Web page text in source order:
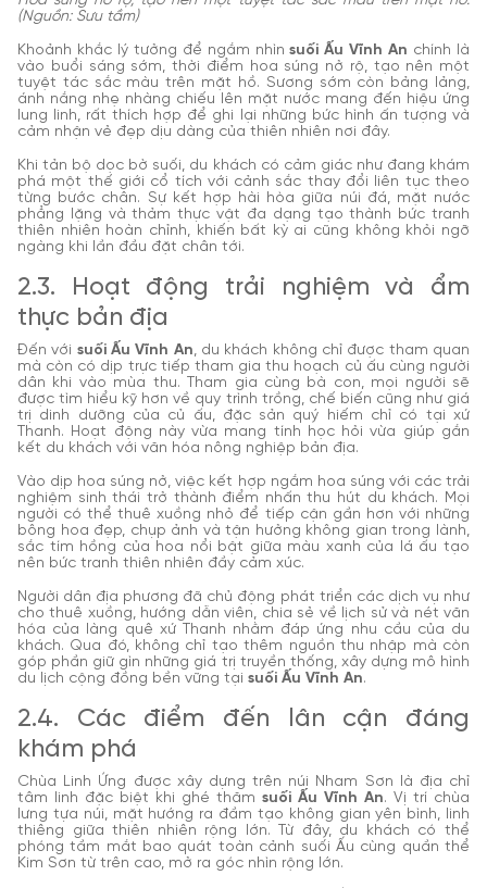
(Nguồn: Sưu tầm)
Khoảnh khắc lý tưởng để ngắm nhìnsuối Ấu Vĩnh An chính là
vào buổi sáng sớm, thời điểm hoa súng nở rộ, tạo nên một
tuyệt tác sắc màu trên mặt hồ. Sương sớm còn bảng lảng,
ánh nắng nhẹ nhàng chiếu lên mặt nước mang đến hiệu ứng
lung linh, rất thích hợp để ghi lại những bức hình ấn tượng và
cảm nhận vẻ đẹp dịu dàng của thiên nhiên nơi đây.
Khi tản bộ dọc bờ suối, du khách có cảm giác như đang khám
phá một thế giới cổ tích với cảnh sắc thay đổi liên tục theo
từng bước chân. Sự kết hợp hài hòa giữa núi đá, mặt nước
phẳng lặng và thảm thực vật đa dạng tạo thành bức tranh
thiên nhiên hoàn chỉnh, khiến bất kỳ ai cũng không khỏi ngỡ
ngàng khi lần đầu đặt chân tới.
2.3. Hoạt động trải nghiệm và ẩm
thực bản địa
Đến với suối Ấu Vĩnh An, du khách không chỉ được tham quan
mà còn có dịp trực tiếp tham gia thu hoạch củ ấu cùng người
dân khi vào mùa thu. Tham gia cùng bà con, mọi người sẽ
được tìm hiểu kỹ hơn về quy trình trồng, chế biến cũng như giá
trị dinh dưỡng của củ ấu, đặc sản quý hiếm chỉ có tại xứ
Thanh. Hoạt động này vừa mang tính học hỏi vừa giúp gắn
kết du khách với văn hóa nông nghiệp bản địa.
Vào dịp hoa súng nở, việc kết hợp ngắm hoa súng với các trải
nghiệm sinh thái trở thành điểm nhấn thu hút du khách. Mọi
người có thể thuê xuồng nhỏ để tiếp cận gần hơn với những
bông hoa đẹp, chụp ảnh và tận hưởng không gian trong lành,
sắc tím hồng của hoa nổi bật giữa màu xanh của lá ấu tạo
nên bức tranh thiên nhiên đầy cảm xúc.
Người dân địa phương đã chủ động phát triển các dịch vụ như
cho thuê xuồng, hướng dẫn viên, chia sẻ về lịch sử và nét văn
hóa của làng quê xứ Thanh nhằm đáp ứng nhu cầu của du
khách. Qua đó, không chỉ tạo thêm nguồn thu nhập mà còn
góp phần giữ gìn những giá trị truyền thống, xây dựng mô hình
du lịch cộng đồng bền vững tại suối Ấu Vĩnh An.
2.4. Các điểm đến lân cận đáng
khám phá
Chùa Linh Ứng được xây dựng trên núi Nham Sơn là địa chỉ
tâm linh đặc biệt khi ghé thăm suối Ấu Vĩnh An. Vị trí chùa
lưng tựa núi, mặt hướng ra đầm tạo không gian yên bình, linh
thiêng giữa thiên nhiên rộng lớn. Từ đây, du khách có thể
phóng tầm mắt bao quát toàn cảnh suối Ấu cùng quần thể
Kim Sơn từ trên cao, mở ra góc nhìn rộng lớn.